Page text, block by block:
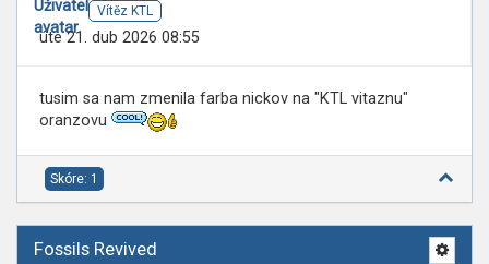
Vítěz KTL
úte 21. dub 2026 08:55
tusim sa nam zmenila farba nickov na "KTL vitaznu"
oranzovu
Skóre: 1
Fossils Revived